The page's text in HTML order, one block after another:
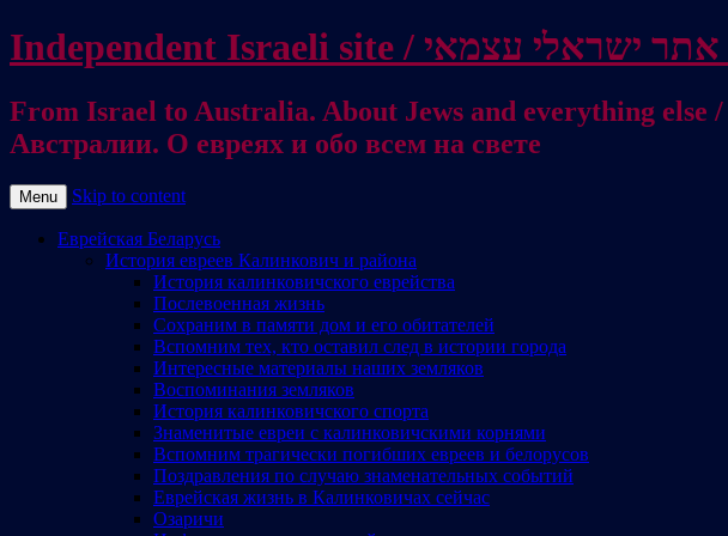
From Israel to Australia. About Jews and everything else / מישראל לאוסטרליה. על היהודים ועל כל דבר אחר / От Израиля до
Австралии. О евреях и обо всем на свете
Menu Skip to content
Еврейская Беларусь
История евреев Калинкович и района
История калинковичского еврейства
Послевоенная жизнь
Сохраним в памяти дом и его обитателей
Вспомним тех, кто оставил след в истории города
Интересные материалы наших земляков
Воспоминания земляков
История калинковичского спорта
Знаменитые евреи с калинковичскими корнями
Вспомним трагически погибших евреев и белорусов
Поздравления по случаю знаменательных событий
Еврейская жизнь в Калинковичах сейчас
Озаричи